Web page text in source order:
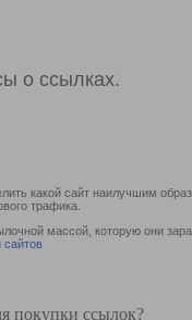
о ссылках.
какой сайт наилучшим
трафика.
массой, которую они
сайтов
покупки ссылок?